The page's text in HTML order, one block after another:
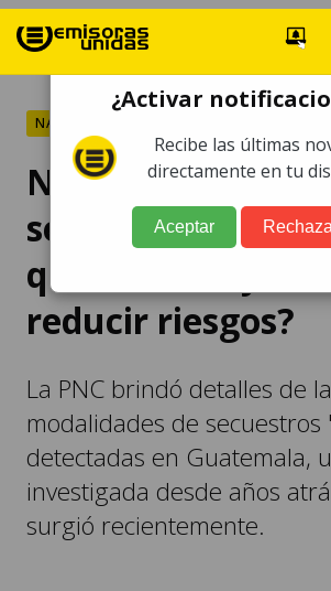
NACIONALES
Nueva
secuestros
qué se trata y
reducir riesgos?
La PNC brindó detalles de
modalidades de secuestros
detectadas en Guatemala,
investigada desde años
surgió recientemente.
¿Activar
Recibe las últimas
directamente en tu
Aceptar